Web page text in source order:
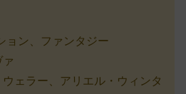
ョン、ファンタジー
ェラー、アリエル・ウィンタ